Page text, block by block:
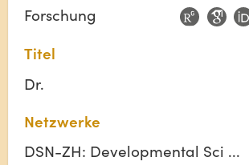
Forschung
Titel
Dr.
Netzwerke
DSN-ZH: Developmental Sci ...